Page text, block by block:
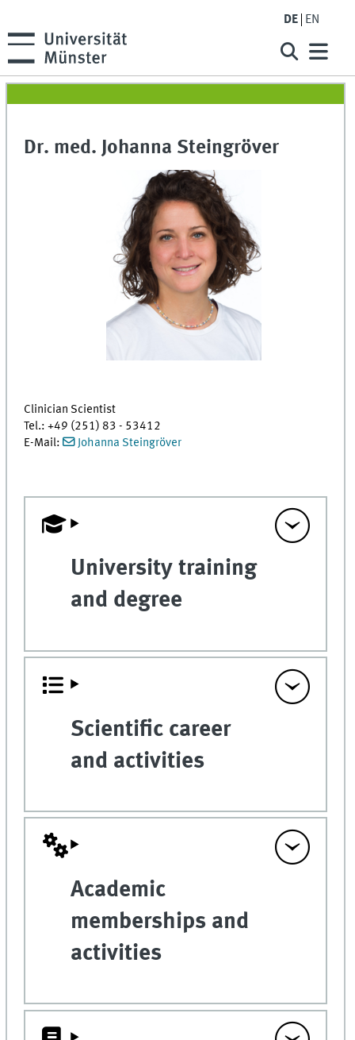
DE EN
Dr. med. Johanna Steingröver
Clinician Scientist
Tel.: +49 (251) 83 - 53412
E-Mail:
Johanna Steingröver
University training
and degree
Scientific career
and activities
Academic
memberships and
activities